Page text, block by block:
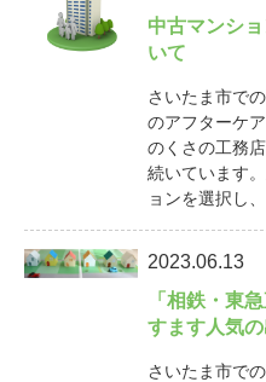
中古マンシ
いて
さいたま市で
のアフターケ
のくさの工務
続いています
ョンを選択し
2023.06.13
「相鉄・東
すます人気の
さいたま市で